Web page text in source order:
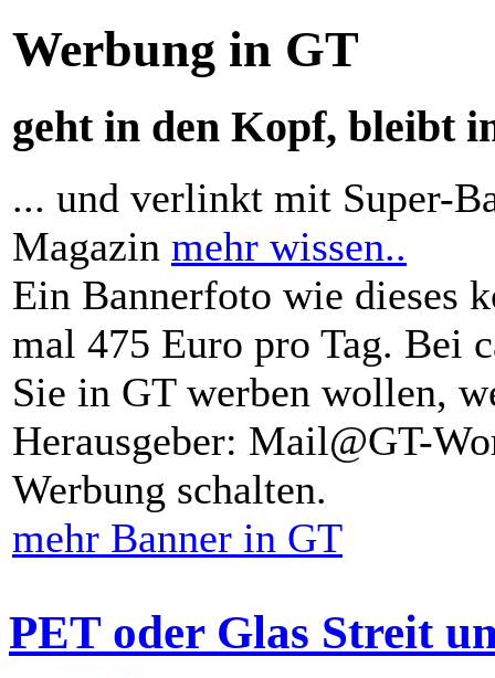
Werbung in GT
geht in den Kopf, bleibt
... und verlinkt mit Super-
Magazin mehr wissen..
Ein Bannerfoto wie dieses
mal 475 Euro pro Tag. Bei
Sie in GT werben wollen,
Herausgeber: Mail@GT-
Werbung schalten.
mehr Banner in GT
PET oder Glas Streit